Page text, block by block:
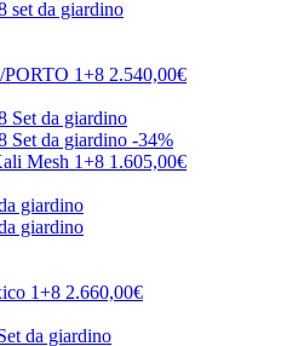
PORTO 1+8 2.540,00€
-34%
Mesh 1+8 1.605,00€
1+8 2.660,00€